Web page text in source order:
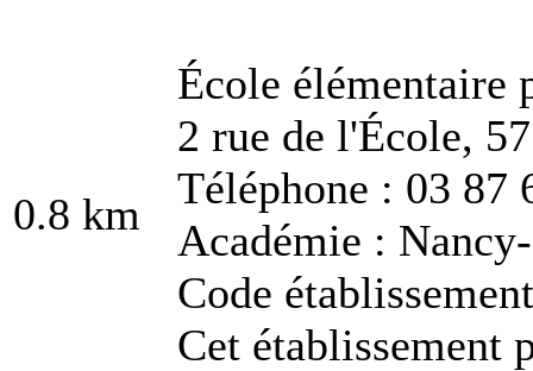
0.8 km
École élémentaire
2 rue de l'École,
Téléphone : 03 87
Académie :
Code
Cet établissement